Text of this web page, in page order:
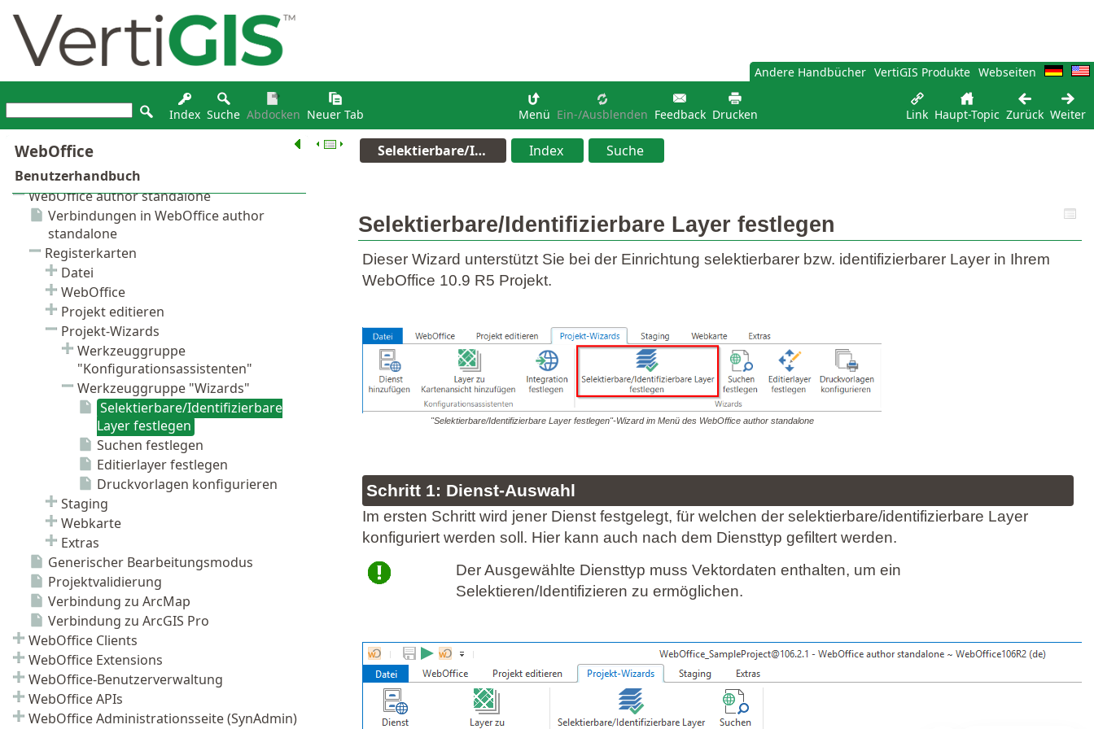
Andere Handbücher VertiGIS Produkte Webseiten
Index Suche Abdocken Neuer Tab Menü Ein-/Ausblenden Feedback Drucken Link Haupt-Topic Zurück Weiter
Selektierbare/I… Index Suche